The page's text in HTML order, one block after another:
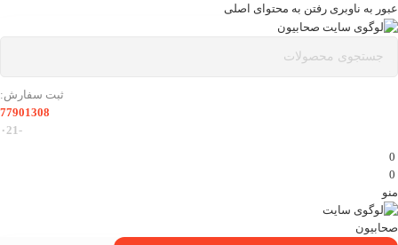
عبور به ناوبری رفتن به محتوای اصلی
ثبت سفارش:
77901308
-۰21
0
0
منو